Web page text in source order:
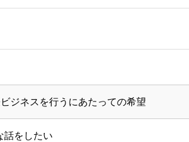
ジネスを行うにあたっての希望
話をしたい